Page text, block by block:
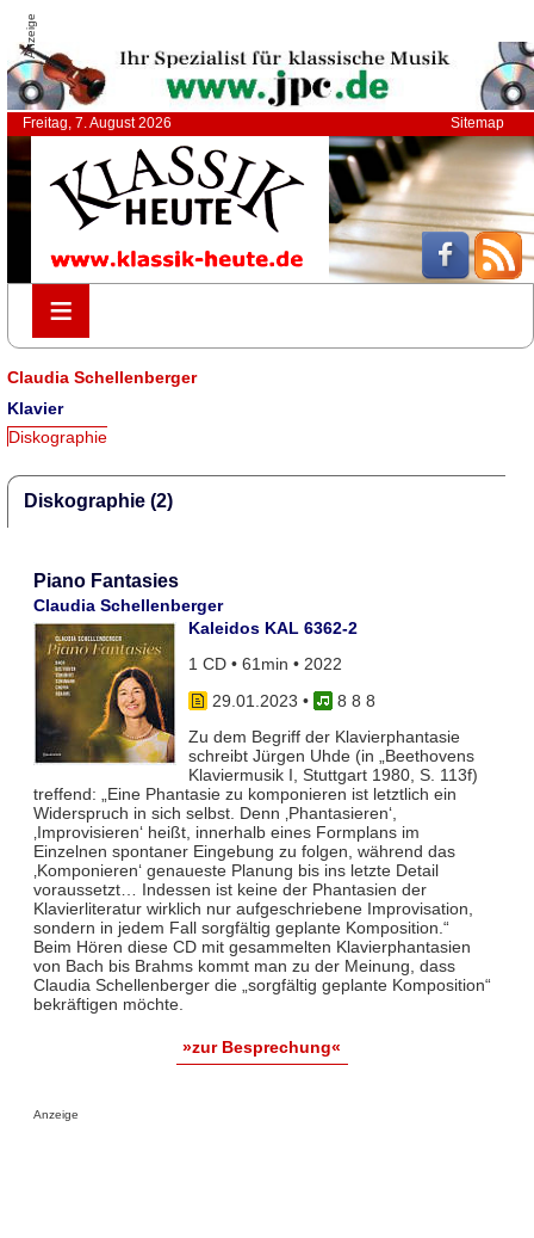
Anzeige
Freitag, 7. August 2026 Sitemap
≡
≡
Claudia Schellenberger
Klavier
Diskographie
Diskographie (2)
Piano Fantasies
Claudia Schellenberger
Kaleidos KAL 6362-2
1 CD • 61min • 2022
29.01.2023 •
8 8 8
Zu dem Begriff der Klavierphantasie
schreibt Jürgen Uhde (in „Beethovens
Klaviermusik I, Stuttgart 1980, S. 113f)
treffend: „Eine Phantasie zu komponieren ist letztlich ein
Widerspruch in sich selbst. Denn ‚Phantasieren‘,
‚Improvisieren‘ heißt, innerhalb eines Formplans im
Einzelnen spontaner Eingebung zu folgen, während das
‚Komponieren‘ genaueste Planung bis ins letzte Detail
voraussetzt… Indessen ist keine der Phantasien der
Klavierliteratur wirklich nur aufgeschriebene Improvisation,
sondern in jedem Fall sorgfältig geplante Komposition.“
Beim Hören diese CD mit gesammelten Klavierphantasien
von Bach bis Brahms kommt man zu der Meinung, dass
Claudia Schellenberger die „sorgfältig geplante Komposition“
bekräftigen möchte.
»zur Besprechung«
Anzeige